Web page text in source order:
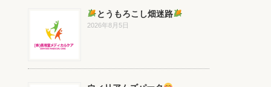
とうもろこし畑迷路
2026年8月5日